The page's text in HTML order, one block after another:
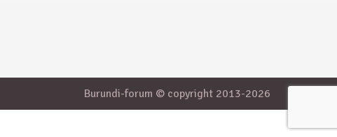
Burundi-forum © copyright 2013-2026